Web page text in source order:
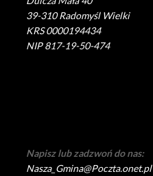
39-310 Radomyśl Wielki
KRS 0000194434
NIP 817-19-50-474
Napisz lub zadzwoń do nas:
Nasza_Gmina@Poczta.onet.pl